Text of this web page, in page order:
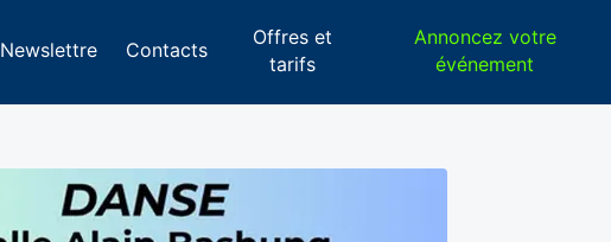
Newslettre Contacts
Offres et
tarifs
Annoncez votre
événement